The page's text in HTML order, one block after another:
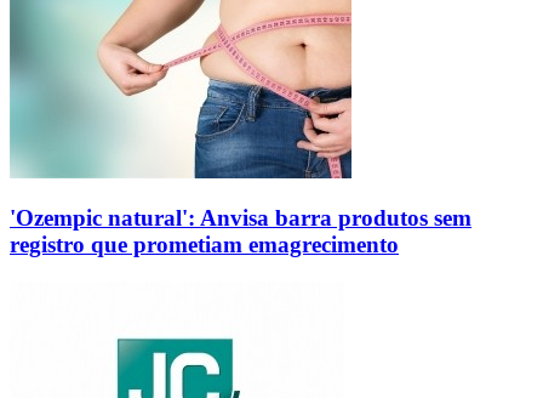
'Ozempic natural': Anvisa barra produtos sem
registro que prometiam emagrecimento